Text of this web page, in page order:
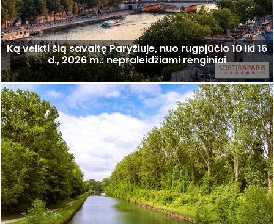
Ką veikti šią savaitę Paryžiuje, nuo rugpjūčio 10 iki 16
d., 2026 m.: nepraleidžiami renginiai